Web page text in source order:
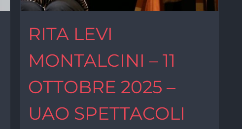
RITA LEVI
MONTALCINI – 11
OTTOBRE 2025 –
UAO SPETTACOLI